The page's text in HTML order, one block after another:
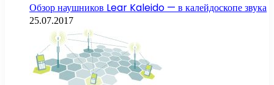
Обзор наушников Lear Kaleido — в калейдоскопе звука
25.07.2017